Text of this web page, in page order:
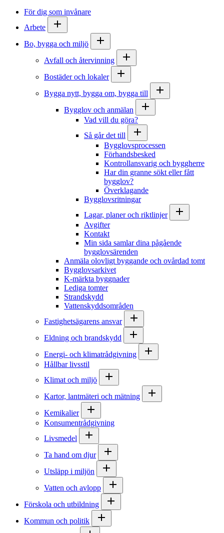
För dig som invånare
Arbete
Bo, bygga och miljö
Avfall och återvinning
Bostäder och lokaler
Bygga nytt, bygga om, bygga till
Bygglov och anmälan
Vad vill du göra?
Så går det till
Bygglovsprocessen
Förhandsbesked
Kontrollansvarig och byggherre
Har din granne sökt eller fått
bygglov?
Överklagande
Bygglovsritningar
Lagar, planer och riktlinjer
Avgifter
Kontakt
Min sida samlar dina pågående
bygglovsärenden
Anmäla olovligt byggande och ovårdad tomt
Bygglovsarkivet
K-märkta byggnader
Lediga tomter
Strandskydd
Vattenskyddsområden
Fastighetsägarens ansvar
Eldning och brandskydd
Energi- och klimatrådgivning
Hållbar livsstil
Klimat och miljö
Kartor, lantmäteri och mätning
Kemikalier
Konsumentrådgivning
Livsmedel
Ta hand om djur
Utsläpp i miljön
Vatten och avlopp
Förskola och utbildning
Kommun och politik